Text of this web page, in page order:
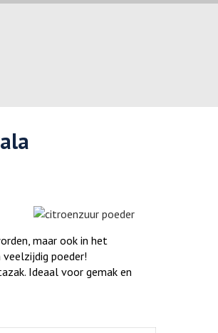
maar ook in het
veelzijdig poeder!
Ideaal voor gemak en